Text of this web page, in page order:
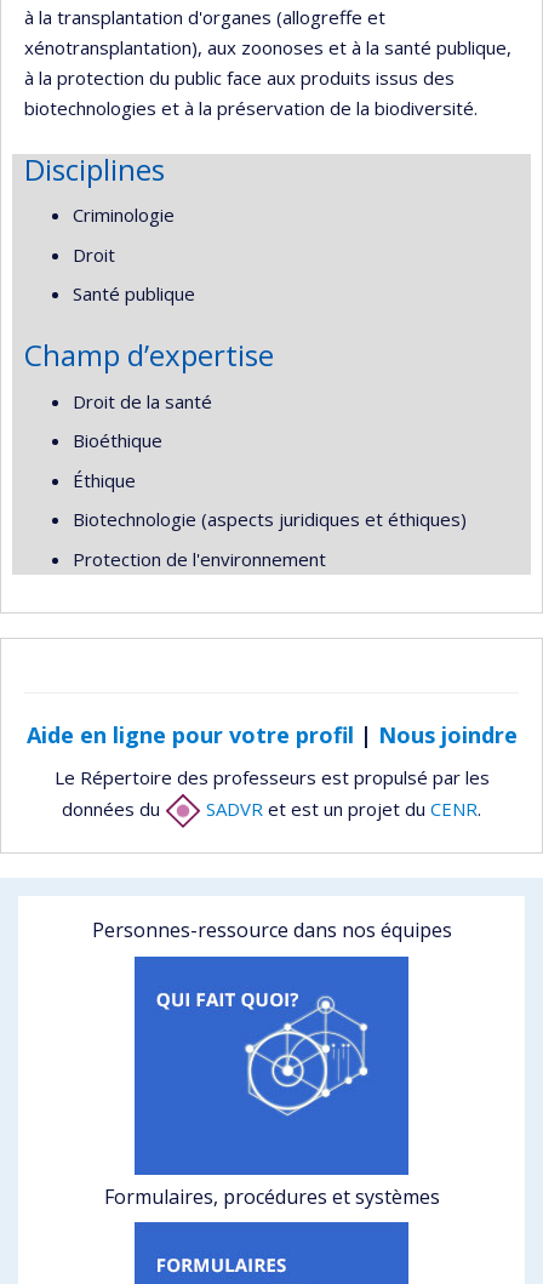
à la transplantation d'organes (allogreffe et
xénotransplantation), aux zoonoses et à la santé publique,
à la protection du public face aux produits issus des
biotechnologies et à la préservation de la biodiversité.
Disciplines
Criminologie
Droit
Santé publique
Champ d’expertise
Droit de la santé
Bioéthique
Éthique
Biotechnologie (aspects juridiques et éthiques)
Protection de l'environnement
Aide en ligne pour votre profil | Nous joindre
Le Répertoire des professeurs est propulsé par les
données du
SADVR et est un projet du CENR.
Personnes-ressource dans nos équipes
Formulaires, procédures et systèmes